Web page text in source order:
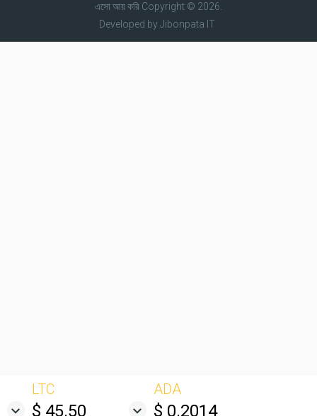
এসো আয় করিCopyright © 2026.
Developed byJibonpata IT
LTC
$ 45.50
ADA
$ 0.2014